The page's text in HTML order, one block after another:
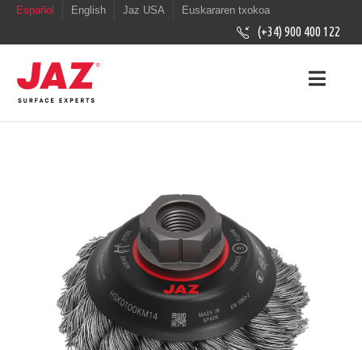
Español English Jaz USA Euskararen txokoa
(+34) 900 400 122